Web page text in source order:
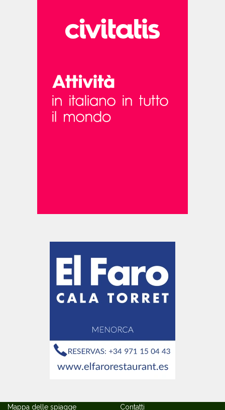
Mappa delle spiagge Contatti